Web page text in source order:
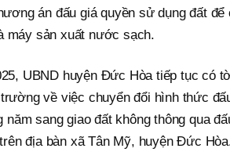
án đấu giá quyền sử dụng đất
máy sản xuất nước sạch.
UBND huyện Đức Hòa tiếp tục có
về việc chuyển đổi hình thức
năm sang giao đất không thông qua
địa bàn xã Tân Mỹ, huyện Đức